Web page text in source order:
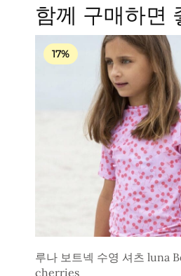
함께 구매하면
17%
루나 보트넥 수영 셔츠 luna
cherries